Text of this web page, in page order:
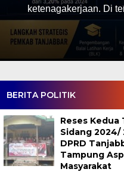
pembangunan sektor
BERITA POLITIK
Reses Kedua
Sidang 2024/
DPRD
Tampung
Masyarakat